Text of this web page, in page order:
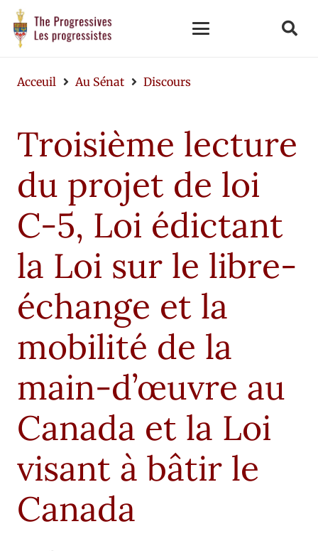
Acceuil Au Sénat Discours
Troisième lecture
du projet de loi
C-5, Loi édictant
la Loi sur le libre-
échange et la
mobilité de la
main-d’œuvre au
Canada et la Loi
visant à bâtir le
Canada